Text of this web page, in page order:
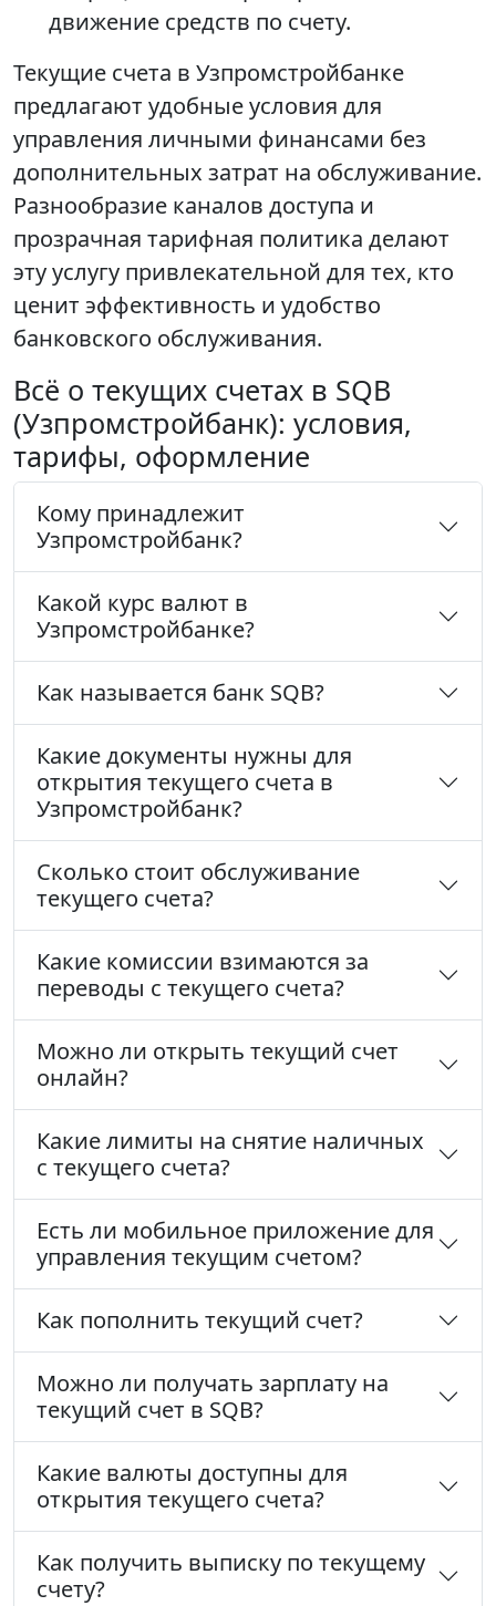
движение средств по счету.
Текущие счета в Узпромстройбанке
предлагают удобные условия для
управления личными финансами без
дополнительных затрат на обслуживание.
Разнообразие каналов доступа и
прозрачная тарифная политика делают
эту услугу привлекательной для тех, кто
ценит эффективность и удобство
банковского обслуживания.
Всё о текущих счетах в SQB
(Узпромстройбанк): условия,
тарифы, оформление
Кому принадлежит
Узпромстройбанк?
Какой курс валют в
Узпромстройбанке?
Как называется банк SQB?
Какие документы нужны для
открытия текущего счета в
Узпромстройбанк?
Сколько стоит обслуживание
текущего счета?
Какие комиссии взимаются за
переводы с текущего счета?
Можно ли открыть текущий счет
онлайн?
Какие лимиты на снятие наличных
с текущего счета?
Есть ли мобильное приложение для
управления текущим счетом?
Как пополнить текущий счет?
Можно ли получать зарплату на
текущий счет в SQB?
Какие валюты доступны для
открытия текущего счета?
Как получить выписку по текущему
счету?